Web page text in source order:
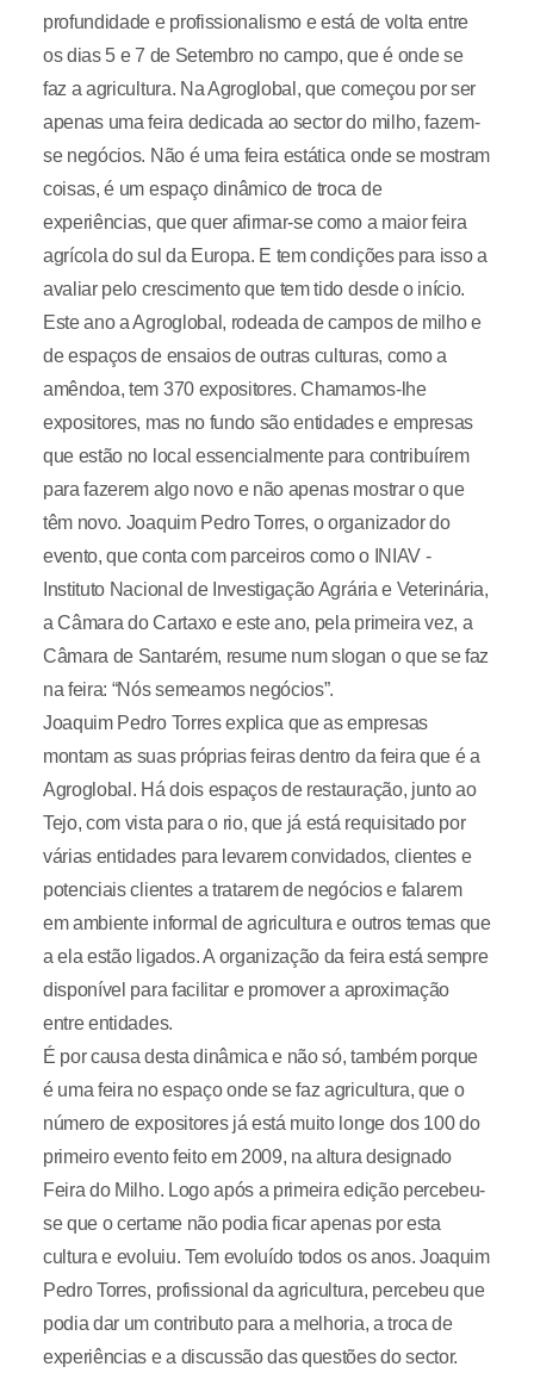
profundidade e profissionalismo e está de volta entre
os dias 5 e 7 de Setembro no campo, que é onde se
faz a agricultura. Na Agroglobal, que começou por ser
apenas uma feira dedicada ao sector do milho, fazem-
se negócios. Não é uma feira estática onde se mostram
coisas, é um espaço dinâmico de troca de
experiências, que quer afirmar-se como a maior feira
agrícola do sul da Europa. E tem condições para isso a
avaliar pelo crescimento que tem tido desde o início.
Este ano a Agroglobal, rodeada de campos de milho e
de espaços de ensaios de outras culturas, como a
amêndoa, tem 370 expositores. Chamamos-lhe
expositores, mas no fundo são entidades e empresas
que estão no local essencialmente para contribuírem
para fazerem algo novo e não apenas mostrar o que
têm novo. Joaquim Pedro Torres, o organizador do
evento, que conta com parceiros como o INIAV -
Instituto Nacional de Investigação Agrária e Veterinária,
a Câmara do Cartaxo e este ano, pela primeira vez, a
Câmara de Santarém, resume num slogan o que se faz
na feira: “Nós semeamos negócios”.
Joaquim Pedro Torres explica que as empresas
montam as suas próprias feiras dentro da feira que é a
Agroglobal. Há dois espaços de restauração, junto ao
Tejo, com vista para o rio, que já está requisitado por
várias entidades para levarem convidados, clientes e
potenciais clientes a tratarem de negócios e falarem
em ambiente informal de agricultura e outros temas que
a ela estão ligados. A organização da feira está sempre
disponível para facilitar e promover a aproximação
entre entidades.
É por causa desta dinâmica e não só, também porque
é uma feira no espaço onde se faz agricultura, que o
número de expositores já está muito longe dos 100 do
primeiro evento feito em 2009, na altura designado
Feira do Milho. Logo após a primeira edição percebeu-
se que o certame não podia ficar apenas por esta
cultura e evoluiu. Tem evoluído todos os anos. Joaquim
Pedro Torres, profissional da agricultura, percebeu que
podia dar um contributo para a melhoria, a troca de
experiências e a discussão das questões do sector.